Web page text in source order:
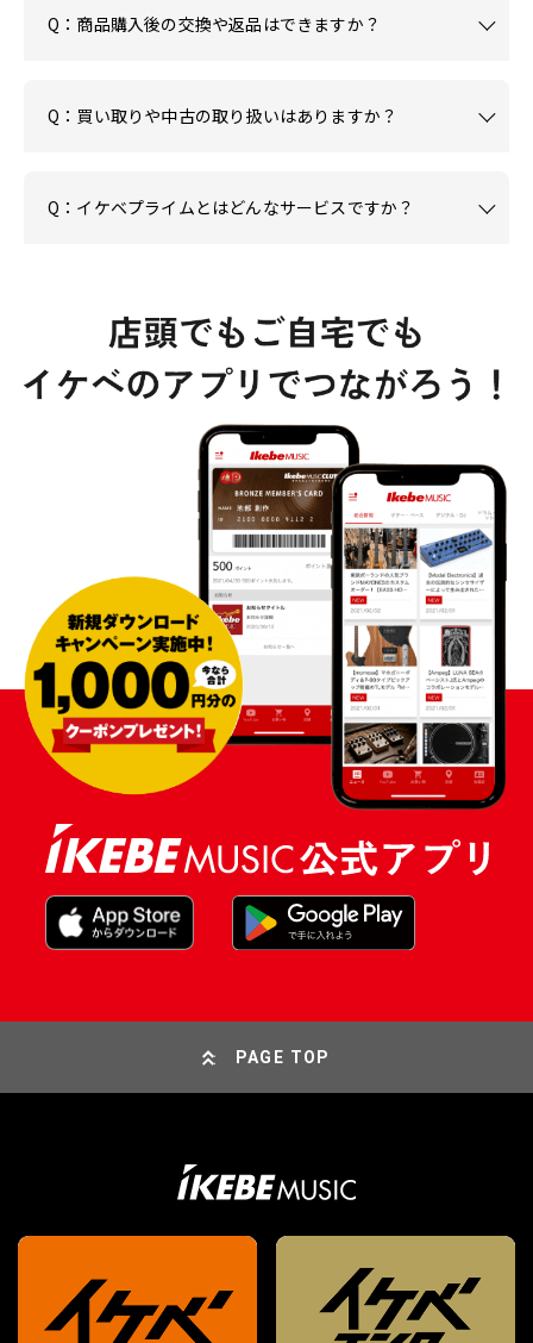
Q：商品購入後の交換や返品はできますか？
Q：買い取りや中古の取り扱いはありますか？
Q：イケベプライムとはどんなサービスですか？
PAGE TOP